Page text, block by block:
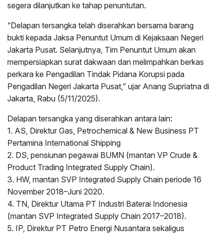
segera dilanjutkan ke tahap penuntutan.
“Delapan tersangka telah diserahkan bersama barang
bukti kepada Jaksa Penuntut Umum di Kejaksaan Negeri
Jakarta Pusat. Selanjutnya, Tim Penuntut Umum akan
mempersiapkan surat dakwaan dan melimpahkan berkas
perkara ke Pengadilan Tindak Pidana Korupsi pada
Pengadilan Negeri Jakarta Pusat,” ujar Anang Supriatna di
Jakarta, Rabu (5/11/2025).
Delapan tersangka yang diserahkan antara lain:
1. AS, Direktur Gas, Petrochemical & New Business PT
Pertamina International Shipping
2. DS, pensiunan pegawai BUMN (mantan VP Crude &
Product Trading Integrated Supply Chain).
3. HW, mantan SVP Integrated Supply Chain periode 16
November 2018–Juni 2020.
4. TN, Direktur Utama PT Industri Baterai Indonesia
(mantan SVP Integrated Supply Chain 2017–2018).
5. IP, Direktur PT Petro Energi Nusantara sekaligus